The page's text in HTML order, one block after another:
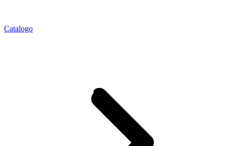
Catalogo